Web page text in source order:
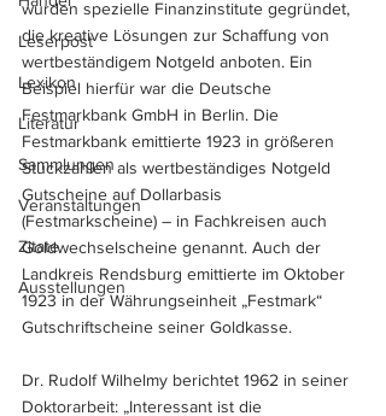
Leserpost
Lexikon
Literatur
Sammlungen
Veranstaltungen
Zitate
Ausstellungen
wurden spezielle Finanzinstitute gegründet,
die kreative Lösungen zur Schaffung von
wertbeständigem Notgeld anboten. Ein
Beispiel hierfür war die Deutsche
Festmarkbank GmbH in Berlin. Die
Festmarkbank emittierte 1923 in größeren
Stückzahlen als wertbeständiges Notgeld
Gutscheine auf Dollarbasis
(Festmarkscheine) – in Fachkreisen auch
Goldwechselscheine genannt. Auch der
Landkreis Rendsburg emittierte im Oktober
1923 in der Währungseinheit „Festmark“
Gutschriftscheine seiner Goldkasse.
Dr. Rudolf Wilhelmy berichtet 1962 in seiner
Doktorarbeit: „Interessant ist die